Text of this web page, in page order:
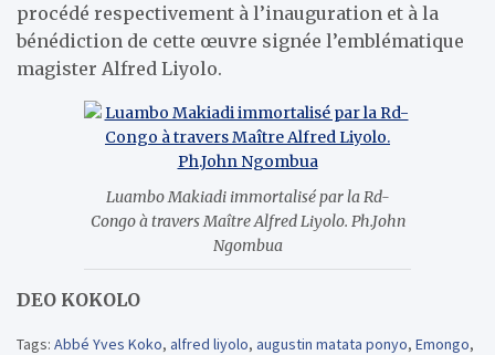
procédé respectivement à l’inauguration et à la
bénédiction de cette œuvre signée l’emblématique
magister Alfred Liyolo.
Luambo Makiadi immortalisé par la Rd-
Congo à travers Maître Alfred Liyolo. Ph.John
Ngombua
DEO KOKOLO
Tags: Abbé Yves Koko, alfred liyolo, augustin matata ponyo, Emongo,